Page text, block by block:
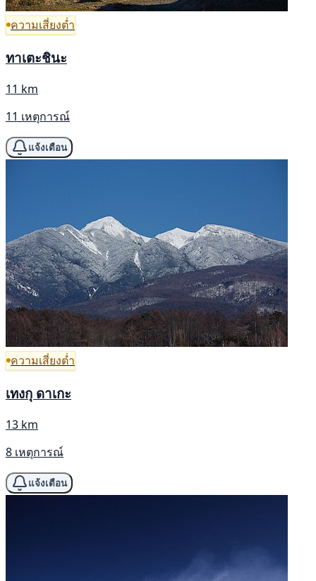
ความเสี่ยงต่ำ
ทาเตะชินะ
11 km
11 เหตุการณ์
แจ้งเตือน
ความเสี่ยงต่ำ
เทงกุ ดาเกะ
13 km
8 เหตุการณ์
แจ้งเตือน